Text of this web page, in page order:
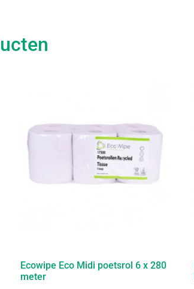
Ecowipe Eco Midi poetsrol 6 x 280
meter